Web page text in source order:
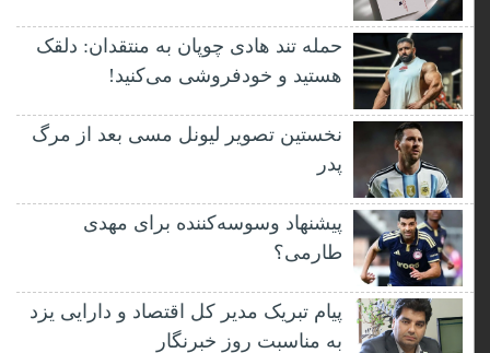
حمله تند هادی چوپان به منتقدان: دلقک
هستید و خودفروشی می‌کنید!
نخستین تصویر لیونل مسی بعد از مرگ
پدر
پیشنهاد وسوسه‌کننده برای مهدی
طارمی؟
پیام تبریک مدیر کل اقتصاد و دارایی یزد
به مناسبت روز خبرنگار